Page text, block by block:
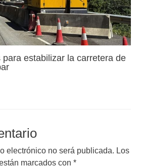
estabilizar la carretera de
electrónico no será publicada. Los
marcados con *